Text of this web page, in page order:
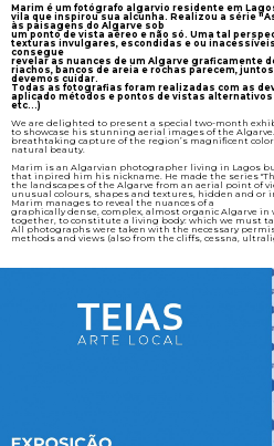
Marim é um fotógrafo algarvio residente em
vila que inspirou sua alcunha. Realizou a série
às paisagens do Algarve sob
um ponto de vista aéreo e não só. Uma tal
texturas invulgares, escondidas e ou
consegue
revelar as nuances de um Algarve graficamente
riachos, bancos de areia e rochas parecem,
devemos cuidar.
Todas as fotografias foram realizadas com as
aplicado métodos e pontos de vistas
etc...)
We are delighted to present a special two-month
to showcase his stunning aerial images of the
breathtaking capture of the region’s magnificent
natural beauty.
Marim is an Algarvian photographer living in Lagos
that inpired him his nickname. He made the series
the landscapes of the Algarve from an aerial point of
unusual colours, shapes and textures, hidden and or
Marim manages to reveal the nuances of a
graphically dense, complex, almost organic Algarve in
together, to constitute a living body: which we must
All photographs were taken with the necessary
methods and views (also from the cliffs, cessna,